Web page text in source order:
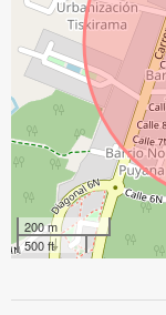
200 m
500 ft